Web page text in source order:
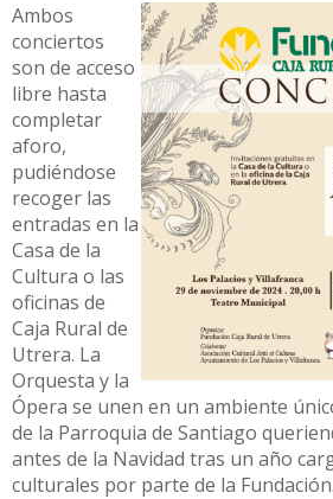
Ambos
conciertos
son de acceso
libre hasta
completar
aforo,
pudiéndose
recoger las
entradas en la
Casa de la
Cultura o las
oficinas de
Caja Rural de
Utrera. La
Orquesta y la
Ópera se unen en un ambiente
de la Parroquia de Santiago
antes de la Navidad tras un año
culturales por parte de la Fundación.